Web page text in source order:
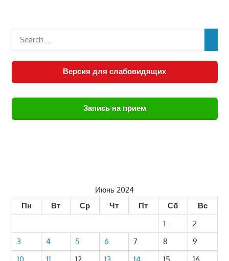
Версия для слабовидящих
Запись на прием
Июнь 2024
Пн Вт Ср Чт Пт Сб Вс
1
2
3
4 5 6 7 8
9
10
11 12 13 14 15
16